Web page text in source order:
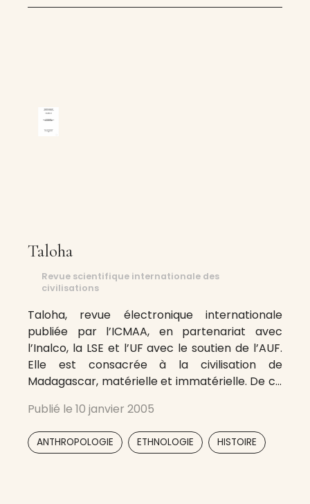
Taloha
Revue scientifique internationale des
civilisations
Taloha, revue électronique internationale
publiée par l’ICMAA, en partenariat avec
l’Inalco, la LSE et l’UF avec le soutien de l’AUF.
Elle est consacrée à la civilisation de
Madagascar, matérielle et immatérielle. De ce
l’archéologie à l’ethnologie, en passant par
l’histoire, l’anthropologie et l’art, y sont traités.
musedar@gmail.com
Publié le 10 janvier 2005
ANTHROPOLOGIE ETHNOLOGIE HISTOIRE